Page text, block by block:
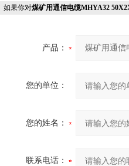
如果你对煤矿用通信电缆MHYA32
产品：
您的单位：
您的姓名：
联系电话：